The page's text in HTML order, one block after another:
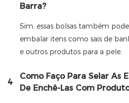
Barra?
Sim, essas bolsas também
embalar itens como sais de
e outros produtos para a pele.
4
Como Faço Para Selar As
De Enchê-Las Com